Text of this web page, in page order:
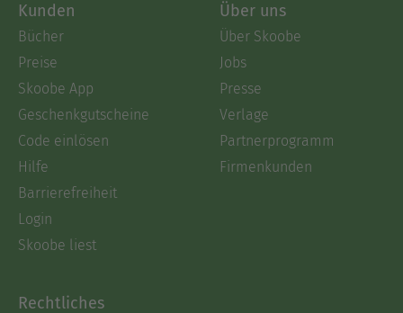
Kunden
Bücher
Preise
Skoobe App
Geschenkgutscheine
Code einlösen
Hilfe
Barrierefreiheit
Login
Skoobe liest
Über uns
Über Skoobe
Jobs
Presse
Verlage
Partnerprogramm
Firmenkunden
Rechtliches